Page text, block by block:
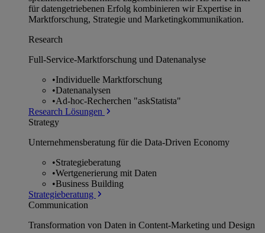
für datengetriebenen Erfolg kombinieren wir Expertise in
Marktforschung, Strategie und Marketingkommunikation.
Research
Full-Service-Marktforschung und Datenanalyse
•Individuelle Marktforschung
•Datenanalysen
•Ad-hoc-Recherchen "askStatista"
Research Lösungen
Strategy
Unternehmens­beratung für die Data-Driven Economy
•Strategieberatung
•Wertgenerierung mit Daten
•Business Building
Strategieberatung
Communication
Transformation von Daten in Content-Marketing und Design